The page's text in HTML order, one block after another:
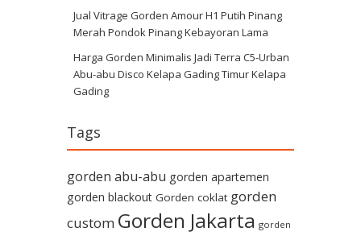
Jual Vitrage Gorden Amour H1 Putih Pinang
Merah Pondok Pinang Kebayoran Lama
Harga Gorden Minimalis Jadi Terra C5-Urban
Abu-abu Disco Kelapa Gading Timur Kelapa
Gading
Tags
gorden abu-abu gorden apartemen
gorden blackout Gorden coklat gorden
custom Gorden Jakarta gorden